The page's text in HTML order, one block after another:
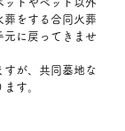
葬をする合同火葬
元に戻ってきませ
すが、共同墓地な
す。